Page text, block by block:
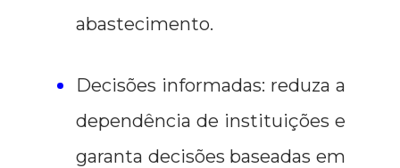
abastecimento.
Decisões informadas: reduza a
dependência de instituições e
garanta decisões baseadas em